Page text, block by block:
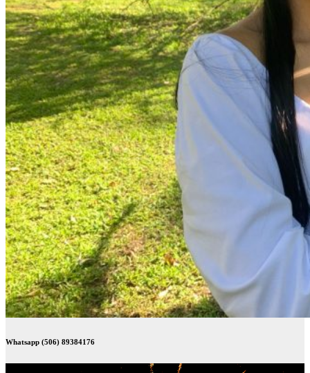
Whatsapp (506) 89384176